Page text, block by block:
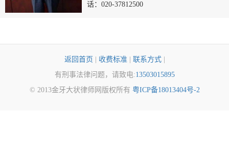
话：020-37812500
返回首页 收费标准 联系方式|
有刑事法律问题，请致电:13503015895
© 2013金牙大状律师网版权所有 粤ICP备18013404号-2